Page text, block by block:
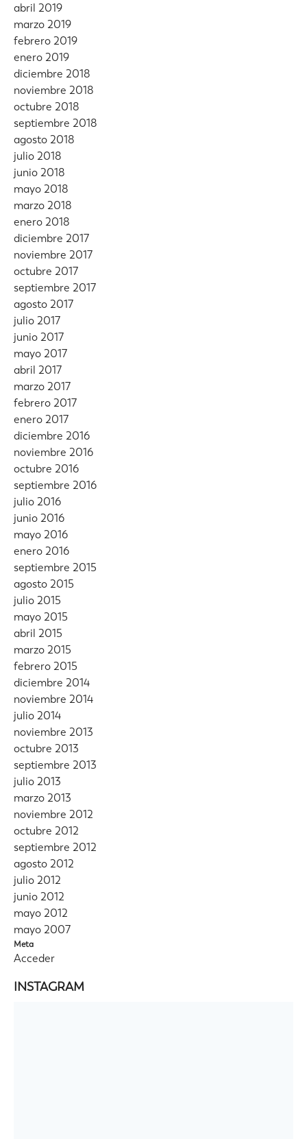
abril 2019
marzo 2019
febrero 2019
enero 2019
diciembre 2018
noviembre 2018
octubre 2018
septiembre 2018
agosto 2018
julio 2018
junio 2018
mayo 2018
marzo 2018
enero 2018
diciembre 2017
noviembre 2017
octubre 2017
septiembre 2017
agosto 2017
julio 2017
junio 2017
mayo 2017
abril 2017
marzo 2017
febrero 2017
enero 2017
diciembre 2016
noviembre 2016
octubre 2016
septiembre 2016
julio 2016
junio 2016
mayo 2016
enero 2016
septiembre 2015
agosto 2015
julio 2015
mayo 2015
abril 2015
marzo 2015
febrero 2015
diciembre 2014
noviembre 2014
julio 2014
noviembre 2013
octubre 2013
septiembre 2013
julio 2013
marzo 2013
noviembre 2012
octubre 2012
septiembre 2012
agosto 2012
julio 2012
junio 2012
mayo 2012
mayo 2007
Meta
Acceder
INSTAGRAM